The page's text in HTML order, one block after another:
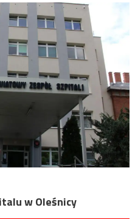
w Oleśnicy